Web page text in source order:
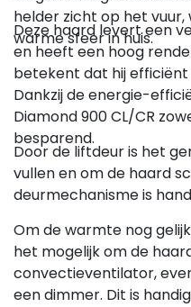
helder zicht op het
warme sfeer in huis.
Deze haard levert een
en heeft een hoog
betekent dat hij
Dankzij de energie-
Diamond 900 CL/CR
besparend.
Door de liftdeur is het
vullen en om de haard
deurmechanisme is
Om de warmte nog
het mogelijk om de
convectieventilator,
een dimmer. Dit is